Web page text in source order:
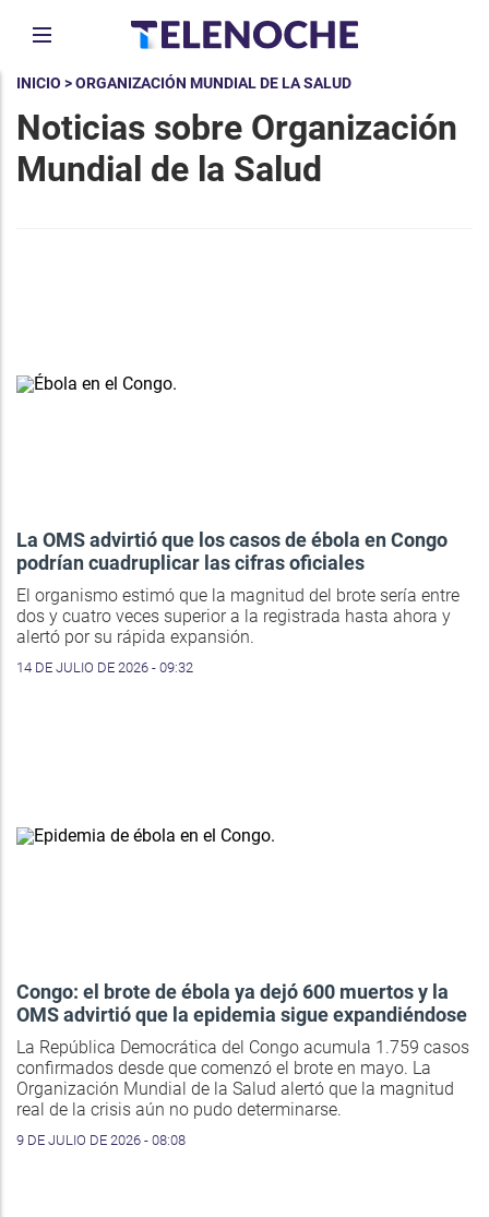
INICIO > ORGANIZACIÓN MUNDIAL DE LA SALUD
Noticias sobre Organización
Mundial de la Salud
La OMS advirtió que los casos de ébola en Congo
podrían cuadruplicar las cifras oficiales
El organismo estimó que la magnitud del brote sería entre
dos y cuatro veces superior a la registrada hasta ahora y
alertó por su rápida expansión.
14 DE JULIO DE 2026 - 09:32
Congo: el brote de ébola ya dejó 600 muertos y la
OMS advirtió que la epidemia sigue expandiéndose
La República Democrática del Congo acumula 1.759 casos
confirmados desde que comenzó el brote en mayo. La
Organización Mundial de la Salud alertó que la magnitud
real de la crisis aún no pudo determinarse.
9 DE JULIO DE 2026 - 08:08